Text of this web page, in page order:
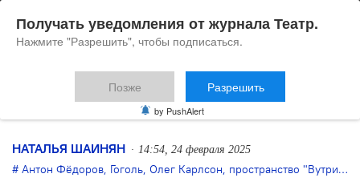
Кака Шанель!
НАТАЛЬЯ ШАИНЯН 14:54, 24 февраля 2025
Антон Фёдоров, Гоголь, Олег Карлсон, пространство "Вутри" ,
Получать уведомления от журнала Театр.
Нажмите "Разрешить", чтобы подписаться.
Позже Разрешить
by PushAlert